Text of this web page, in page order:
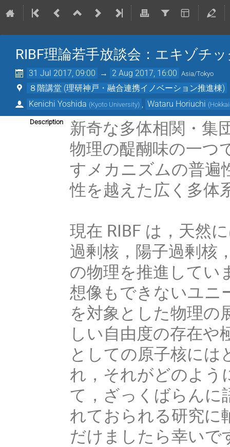
RIBF理論若手放談会：エキゾチ
31 Jul 2017, 09:00 → 2 Aug 2017, 16:00 Asia/Tokyo
８階講堂 (理研神戸・融合連携イノベーション推進棟)
Kenichi Yoshida (Kyoto University) Wataru Horiuchi (
Description
新奇な多体相関・集
物理の醍醐味の一つ
すメカニズムの普遍
性を越えた広く多体
現在 RIBF は，天然
過剰核，陽子過剰核
の物理を推進してい
想像もできないユニ
を対象とした物理の
しい自由度の存在や
としての原子核には
れ，それがどのよう
て，ざっくばらんに
れておられる研究に
だけましたら幸いで